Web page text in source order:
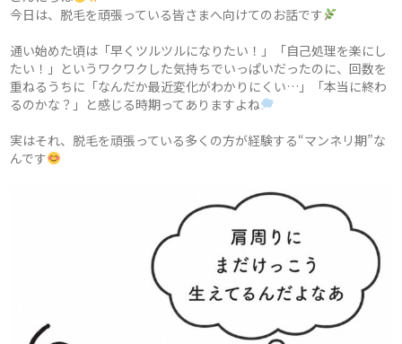
今日は、脱毛を頑張っている皆さまへ向けてのお話です
通い始めた頃は「早くツルツルになりたい！」「自己処理を楽にし
たい！」というワクワクした気持ちでいっぱいだったのに、回数を
重ねるうちに「なんだか最近変化がわかりにくい…」「本当に終わ
るのかな？」と感じる時期ってありますよね
実はそれ、脱毛を頑張っている多くの方が経験する“マンネリ期”な
んです